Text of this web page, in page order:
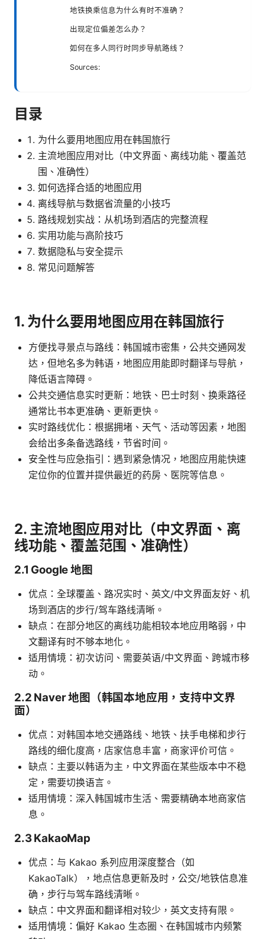
地铁换乘信息为什么有时不准确？
出现定位偏差怎么办？
如何在多人同行时同步导航路线？
Sources:
目录
为什么要用地图应用在韩国旅行
主流地图应用对比（中文界面、离线功能、覆盖范
围、准确性）
如何选择合适的地图应用
离线导航与数据省流量的小技巧
路线规划实战：从机场到酒店的完整流程
实用功能与高阶技巧
数据隐私与安全提示
常见问题解答
1. 为什么要用地图应用在韩国旅行
方便找寻景点与路线：韩国城市密集，公共交通网发
达，但地名多为韩语，地图应用能即时翻译与导航，
降低语言障碍。
公共交通信息实时更新：地铁、巴士时刻、换乘路径
通常比书本更准确、更新更快。
实时路线优化：根据拥堵、天气、活动等因素，地图
会给出多条备选路线，节省时间。
安全性与应急指引：遇到紧急情况，地图应用能快速
定位你的位置并提供最近的药房、医院等信息。
2. 主流地图应用对比（中文界面、离
线功能、覆盖范围、准确性）
2.1 Google 地图
优点：全球覆盖、路况实时、英文/中文界面友好、机
场到酒店的步行/驾车路线清晰。
缺点：在部分地区的离线功能相较本地应用略弱，中
文翻译有时不够本地化。
适用情境：初次访问、需要英语/中文界面、跨城市移
动。
2.2 Naver 地图（韩国本地应用，支持中文界
面）
优点：对韩国本地交通路线、地铁、扶手电梯和步行
路线的细化度高，店家信息丰富，商家评价可信。
缺点：主要以韩语为主，中文界面在某些版本中不稳
定，需要切换语言。
适用情境：深入韩国城市生活、需要精确本地商家信
息。
2.3 KakaoMap
优点：与 Kakao 系列应用深度整合（如
KakaoTalk），地点信息更新及时，公交/地铁信息准
确，步行与驾车路线清晰。
缺点：中文界面和翻译相对较少，英文支持有限。
适用情境：偏好 Kakao 生态圈、在韩国城市内频繁